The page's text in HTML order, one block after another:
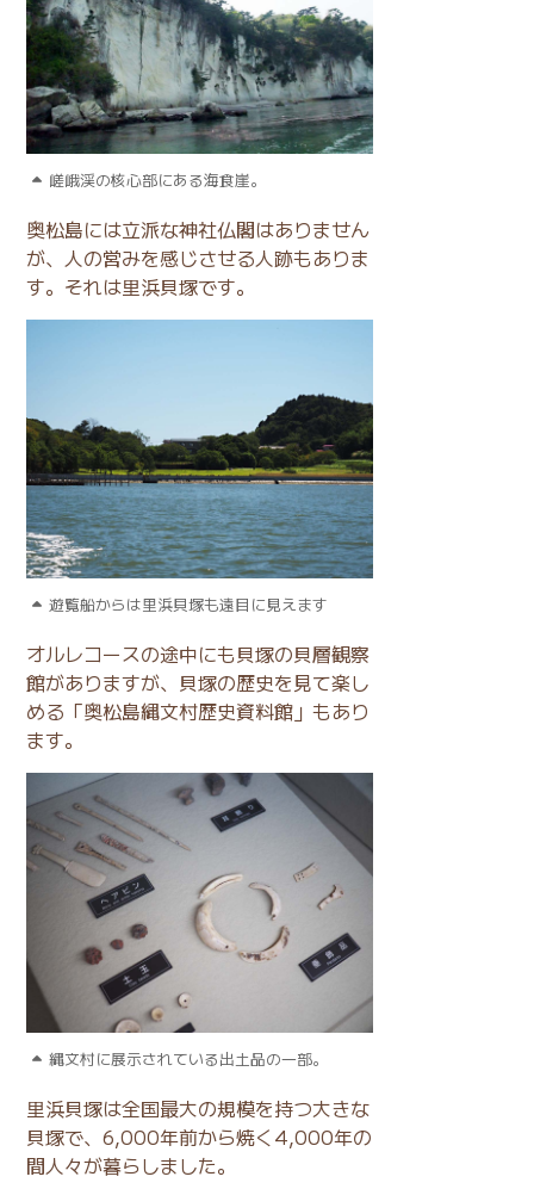
嵯峨渓の核心部にある海食崖。
奥松島には立派な神社仏閣はありません
が、人の営みを感じさせる人跡もありま
す。それは里浜貝塚です。
遊覧船からは里浜貝塚も遠目に見えます
オルレコースの途中にも貝塚の貝層観察
館がありますが、貝塚の歴史を見て楽し
める「奥松島縄文村歴史資料館」もあり
ます。
縄文村に展示されている出土品の一部。
里浜貝塚は全国最大の規模を持つ大きな
貝塚で、6,000年前から焼く4,000年の
間人々が暮らしました。